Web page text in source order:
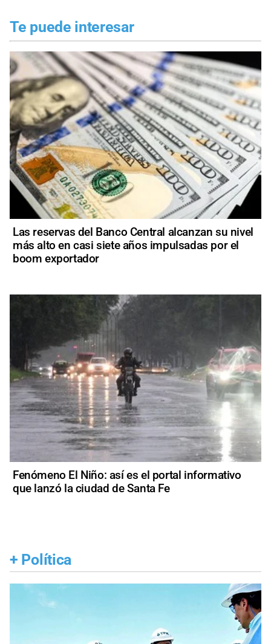
Te puede interesar
Las reservas del Banco Central alcanzan su nivel
más alto en casi siete años impulsadas por el
boom exportador
Fenómeno El Niño: así es el portal informativo
que lanzó la ciudad de Santa Fe
+ Política